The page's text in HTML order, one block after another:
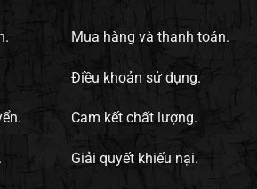
Mua hàng và thanh toán.
Điều khoản sử dụng.
Cam kết chất lượng.
Giải quyết khiếu nại.